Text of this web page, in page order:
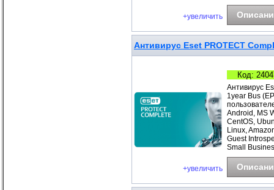
+увеличить
Антивирус Eset PROTECT
+увеличить
Код:
Антивирус
1year Bus
Android, MS
CentOS,
Linux,
Guest
Small